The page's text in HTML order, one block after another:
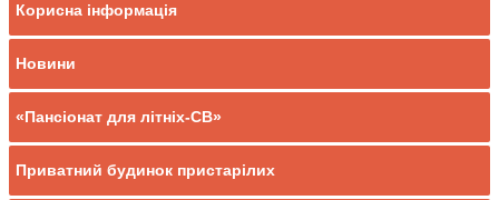
Корисна інформація
Новини
«Пансіонат для літніх-СВ»
Приватний будинок пристарілих